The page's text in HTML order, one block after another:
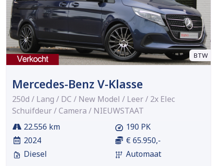
BTW
Mercedes-Benz V-Klasse
250d / Lang / DC / New Model / Leer / 2x Elec
Schuifdeur / Camera / NIEUWSTAAT
22.556 km
2024
Diesel
190 PK
€ 65.950,-
Automaat